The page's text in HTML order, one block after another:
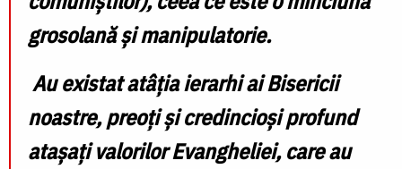
grosolană și manipulatorie.
Au existat atâția ierarhi ai Bisericii
noastre, preoți și credincioși profund
atașați valorilor Evangheliei, care au